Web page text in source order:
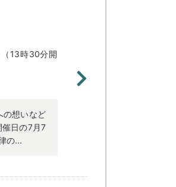
13時30分開
の想いなど
催日の7月7
の...